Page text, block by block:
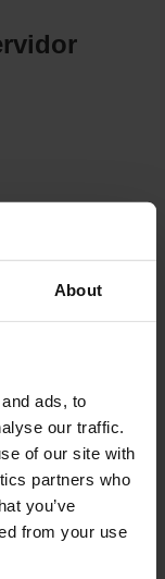
About
ads, to
our traffic.
of our site with
partners who
you’ve
from your use